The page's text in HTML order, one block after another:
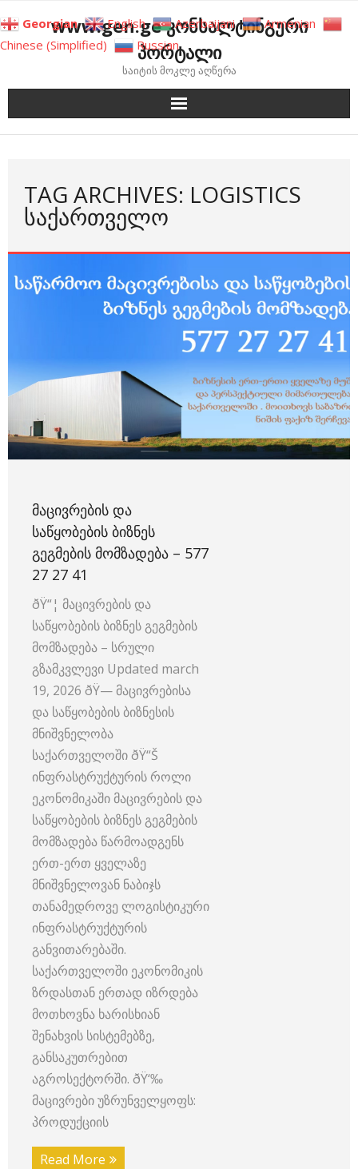
to
content
www.gen.ge კონსალტინგური
პორტალი
საიტის მოკლე აღწერა
TAG ARCHIVES: LOGISTICS
ᲡᲐᲥᲐᲠᲗᲕᲔᲚᲝ
ᲛᲐᲪᲘᲕᲠᲔᲑᲘᲡ ᲓᲐ
ᲡᲐᲬᲧᲝᲑᲔᲑᲘᲡ ᲑᲘᲖᲜᲔᲡ
ᲒᲔᲒᲛᲔᲑᲘᲡ ᲛᲝᲛᲖᲐᲓᲔᲑᲐ – 577
27 27 41
ðŸ“¦ მაცივრების და
საწყობების ბიზნეს გეგმების
მომზადება – სრული
გზამკვლევი Updated march
19, 2026 ðŸ—️ მაცივრებისა
და საწყობების ბიზნესის
მნიშვნელობა
საქართველოში ðŸ“Š
ინფრასტრუქტურის როლი
ეკონომიკაში მაცივრების და
საწყობების ბიზნეს გეგმების
მომზადება წარმოადგენს
ერთ-ერთ ყველაზე
მნიშვნელოვან ნაბიჯს
თანამედროვე ლოგისტიკური
ინფრასტრუქტურის
განვითარებაში.
საქართველოში ეკონომიკის
ზრდასთან ერთად იზრდება
მოთხოვნა ხარისხიან
შენახვის სისტემებზე,
განსაკუთრებით
აგროსექტორში. ðŸ‘‰
მაცივრები უზრუნველყოფს:
პროდუქციის
Read More
Georgian English Azerbaijani
Armenian
Chinese (Simplified)
Russian